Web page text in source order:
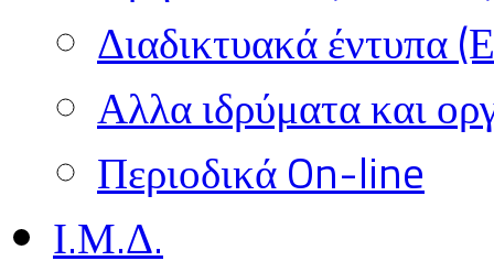
Διαδικτυακά έντυπα
Αλλα ιδρύματα και
Περιοδικά On-line
Ι.Μ.Δ.